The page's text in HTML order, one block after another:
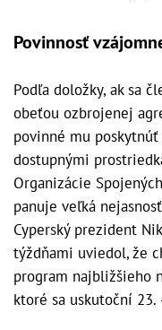
Povinnosť
Podľa doložky, ak sa
obeťou ozbrojenej
povinné mu
dostupnými
Organizácie
panuje veľká
Cyperský prezident
týždňami uviedol, že
program najbližšieho
ktoré sa uskutoční 23.